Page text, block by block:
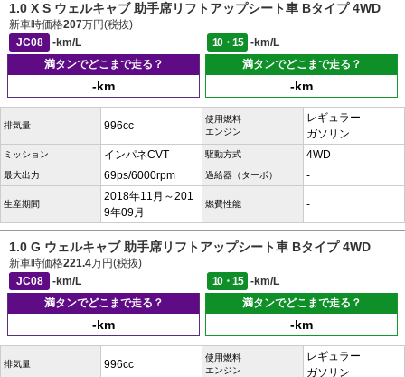
1.0 X S ウェルキャブ 助手席リフトアップシート車 Bタイプ 4WD
新車時価格207万円(税抜)
JC08
-km/L 10・15
-km/L
満タンでどこまで走る？
-km
満タンでどこまで走る？
-km
排気量 996cc
使用燃料
エンジン
レギュラー
ガソリン
ミッション インパネCVT 駆動方式 4WD
最大出力 69ps/6000rpm 過給器（ターボ） -
生産期間
2018年11月～201
9年09月
燃費性能 -
1.0 G ウェルキャブ 助手席リフトアップシート車 Bタイプ 4WD
新車時価格221.4万円(税抜)
JC08
-km/L 10・15
-km/L
満タンでどこまで走る？
-km
満タンでどこまで走る？
-km
排気量 996cc
使用燃料
エンジン
レギュラー
ガソリン